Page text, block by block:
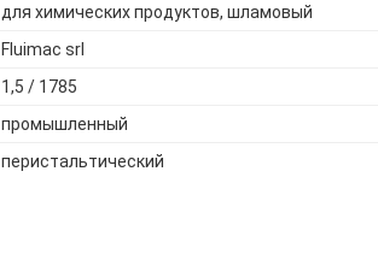
для химических продуктов, шламовый
Fluimac srl
1,5 / 1785
промышленный
перистальтический